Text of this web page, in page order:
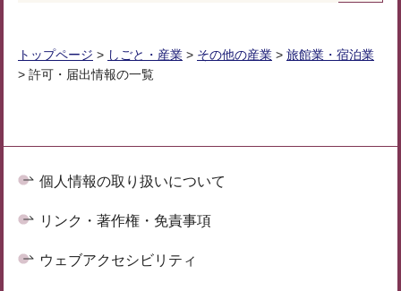
トップページ > しごと・産業 > その他の産業 > 旅館業・宿泊業
> 許可・届出情報の一覧
個人情報の取り扱いについて
リンク・著作権・免責事項
ウェブアクセシビリティ